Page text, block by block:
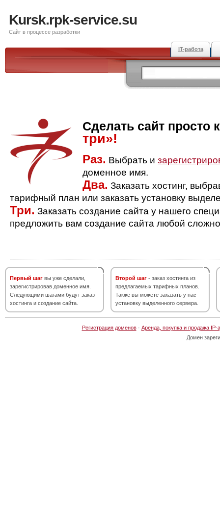
Kursk.rpk-service.su
Сайт в процессе разработки
IT-работа
Сделать сайт просто
три»!
Раз. Выбрать и
доменное имя.
Два. Заказать хостинг,
тарифный план или заказать установку
Три. Заказать создание сайта у нашего
предложить вам создание сайта любой
Первый шаг вы уже сделали,
зарегистрировав доменное имя.
Следующими шагами будут заказ
хостинга и создание сайта.
Второй шаг - заказ хостинга из
предлагаемых тарифных планов.
Также вы можете заказать у нас
установку выделенного сервера.
Регистрация доменов· Аренда, покупка и продажа IP-
Домен